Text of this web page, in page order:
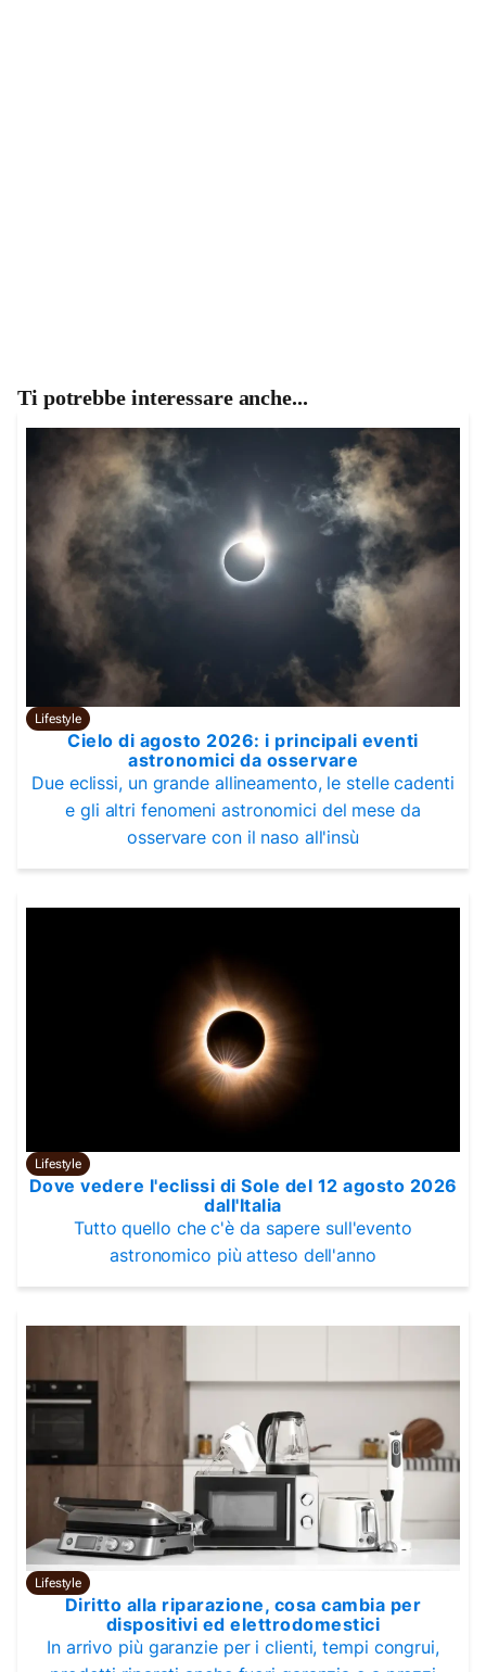
Ti potrebbe interessare anche...
Lifestyle
Cielo di agosto 2026: i principali eventi
astronomici da osservare
Due eclissi, un grande allineamento, le stelle cadenti
e gli altri fenomeni astronomici del mese da
osservare con il naso all'insù
Lifestyle
Dove vedere l'eclissi di Sole del 12 agosto 2026
dall'Italia
Tutto quello che c'è da sapere sull'evento
astronomico più atteso dell'anno
Lifestyle
Diritto alla riparazione, cosa cambia per
dispositivi ed elettrodomestici
In arrivo più garanzie per i clienti, tempi congrui,